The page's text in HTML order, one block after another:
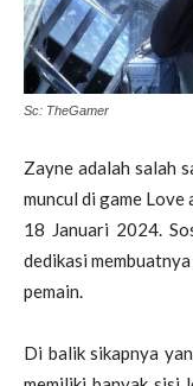
Sc: TheGamer
Zayne adalah salah
muncul di game
18 Januari 2024.
dedikasi
pemain.
Di balik sikapnya